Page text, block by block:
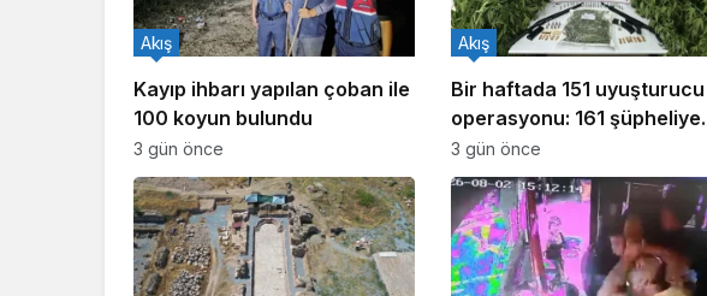
Kayıp ihbarı yapılan çoban ile
100 koyun bulundu
Akış
3 gün önce
Bir haftada 151 uyuşturucu
operasyonu: 161 şüpheliye
işlem yapıldı!
Akış
3 gün önce